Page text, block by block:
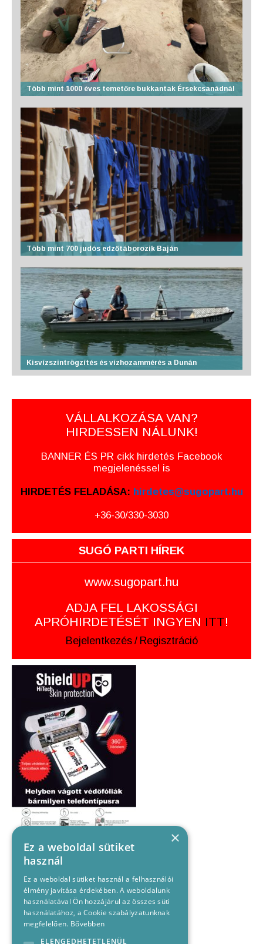
Több mint 1000 éves temetőre bukkantak Érsekcsanádnál
Több mint 700 judós edzőtáborozik Baján
Kisvízszintrögzítés és vízhozammérés a Dunán
VÁLLALKOZÁSA VAN?
HIRDESSEN NÁLUNK!
BANNER ÉS PR cikk hirdetés Facebook
megjelenéssel is
HIRDETÉS FELADÁSA: hirdetes@sugopart.hu
+36-30/330-3030
SUGÓ PARTI HÍREK
www.sugopart.hu
ADJA FEL LAKOSSÁGI
APRÓHIRDETÉSÉT INGYEN ITT!
Bejelentkezés / Regisztráció
×
Ez a weboldal sütiket
használ
Ez a weboldal sütiket használ a felhasználói
élmény javítása érdekében. A weboldalunk
használatával Ön hozzájárul az összes süti
használatához, a Cookie szabályzatunknak
megfelelően. Bővebben
ELENGEDHETETLENÜL